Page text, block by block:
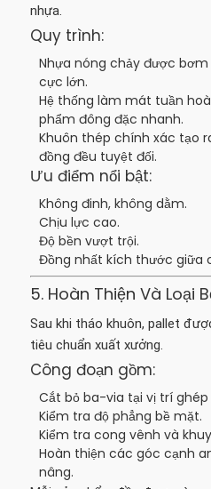
nhựa.
Quy trình:
Nhựa nóng chảy được
cực lớn.
Hệ thống làm mát tuần
phẩm đông đặc nhanh.
Khuôn thép chính xác tạo
đồng đều tuyệt đối.
Ưu điểm nổi bật:
Không đinh, không dằm.
Chịu lực cao.
Độ bền vượt trội.
Đồng nhất kích thước giữa
5. Hoàn Thiện Và Loại
Sau khi tháo khuôn, pallet
tiêu chuẩn xuất xưởng.
Công đoạn gồm:
Cắt bỏ ba-via tại vị trí ghép
Kiểm tra độ phẳng bề mặt.
Kiểm tra cong vênh và
Hoàn thiện các góc cạnh
nâng.